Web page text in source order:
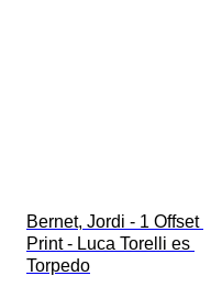
Bernet, Jordi - 1 Offset
Print - Luca Torelli es
Torpedo